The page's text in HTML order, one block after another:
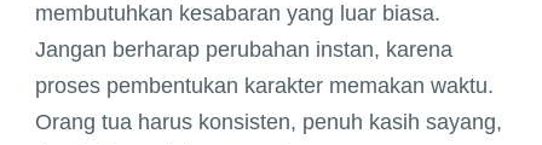
membutuhkan kesabaran yang luar biasa.
Jangan berharap perubahan instan, karena
proses pembentukan karakter memakan waktu.
Orang tua harus konsisten, penuh kasih sayang,